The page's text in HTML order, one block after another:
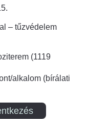
– tűzvédelem
(1119
alkalom (bírálati